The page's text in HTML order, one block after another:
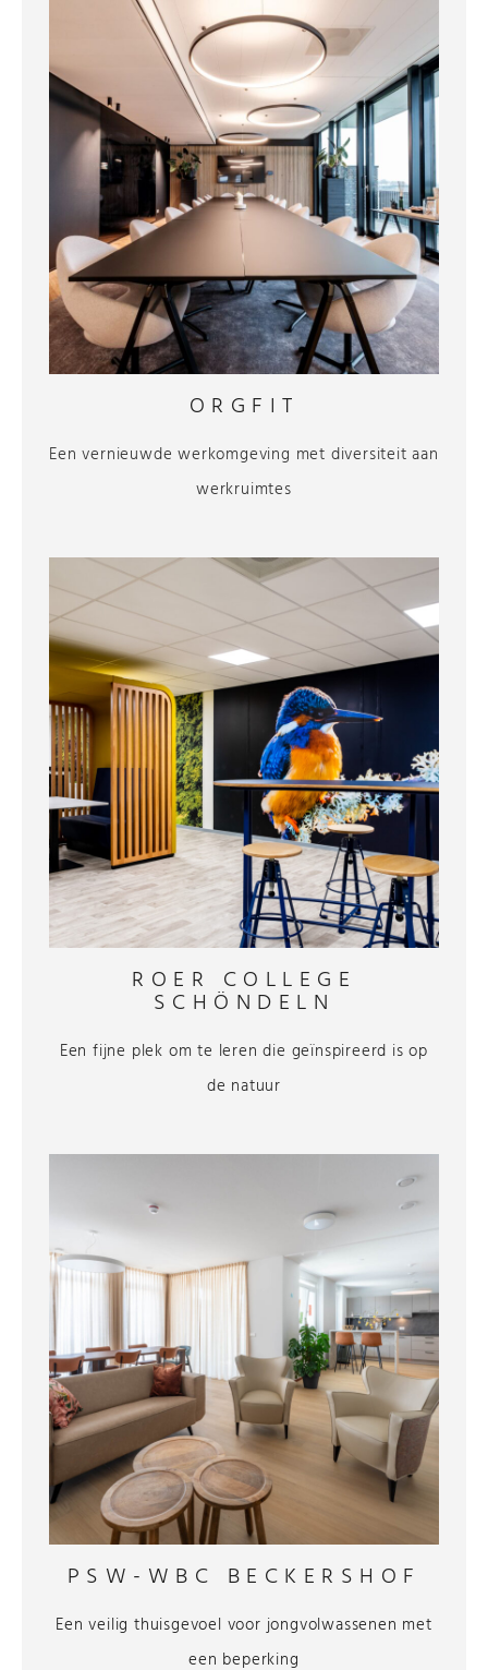
ORGFIT
Een vernieuwde werkomgeving met diversiteit aan
werkruimtes
ROER COLLEGE
SCHÖNDELN
Een fijne plek om te leren die geïnspireerd is op
de natuur
PSW-WBC BECKERSHOF
Een veilig thuisgevoel voor jongvolwassenen met
een beperking